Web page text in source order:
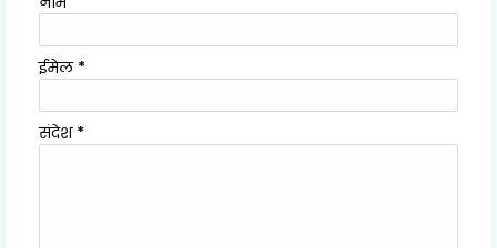
ईमेल *
संदेश *